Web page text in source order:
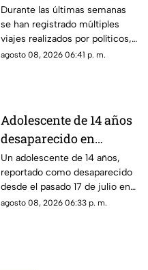
sin ninguna
preocupación
Durante las últimas semanas
se han registrado múltiples
viajes realizados por políticos,
sin que hasta el momento
elevado gasto que han
generado.
agosto 08, 2026 06:41 p. m.
Adolescente de 14 años
desaparecido en
Tlaquepaque es
trasladado a Jalisco
tras ser localizado en
Michoacán
Un adolescente de 14 años,
reportado como desaparecido
desde el pasado 17 de julio en
Tlaquepaque, fue localizado
agosto 08, 2026 06:33 p. m.